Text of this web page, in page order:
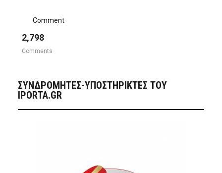
Comment
2,798
Comments
ΣΥΝΔΡΟΜΗΤΈΣ-ΥΠΟΣΤΗΡΙΚΤΈΣ ΤΟΥ
IPORTA.GR